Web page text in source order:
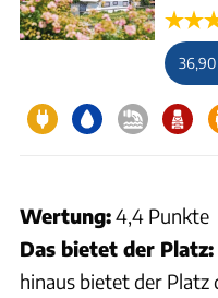
Wertung:4,4 Punkte
Das bietet der Platz:
hinaus bietet der Platz